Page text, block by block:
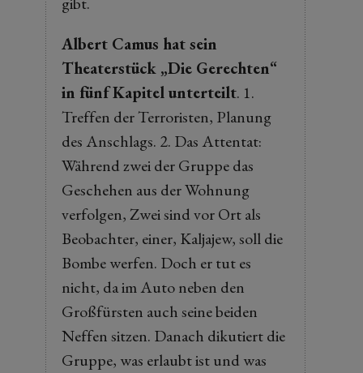
Albert Camus hat sein
Theaterstück „Die Gerechten“
in fünf Kapitel unterteilt. 1.
Treffen der Terroristen, Planung
des Anschlags. 2. Das Attentat:
Während zwei der Gruppe das
Geschehen aus der Wohnung
verfolgen, Zwei sind vor Ort als
Beobachter, einer, Kaljajew, soll die
Bombe werfen. Doch er tut es
nicht, da im Auto neben den
Großfürsten auch seine beiden
Neffen sitzen. Danach dikutiert die
Gruppe, was erlaubt ist und was